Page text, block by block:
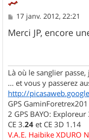
M
s
s
17 janv. 2012, 22:21
Merci JP, encore
Là où le sanglier passe,
... et vous y passerez
http://
GPS
2 GPS BAYO:
CE 3.24 et CE 3D 1.14
V.A.E. Haibike XDURO